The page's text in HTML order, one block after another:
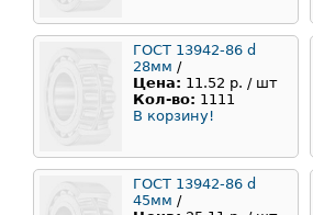
ГОСТ 13942-86 d
28мм /
Цена: 11.52 р. / шт
Кол-во: 1111
В корзину!
ГОСТ 13942-86 d
45мм /